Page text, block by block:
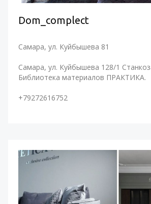
Dom_complect
Самара, ул. Куйбышева 81
Самара, ул. Куйбышева 128/1
Библиотека материалов ПРАКТИКА.
+79272616752